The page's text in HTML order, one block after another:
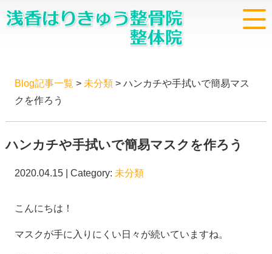
Blog記事一覧 > 未分類> ハンカチや手拭いで簡易マス
クを作ろう
ハンカチや手拭いで簡易マスクを作ろう
2020.04.15 | Category: 未分類
こんにちは！
マスクが手に入りにくい日々が続いていますね。